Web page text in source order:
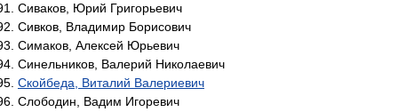
Сиваков, Юрий Григорьевич
Сивков, Владимир Борисович
Симаков, Алексей Юрьевич
Синельников, Валерий Николаевич
Скойбеда, Виталий Валериевич
Слободин, Вадим Игоревич